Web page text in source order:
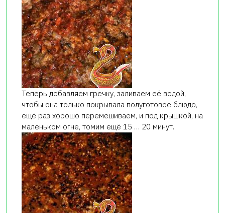
Теперь добавляем гречку, заливаем её водой,
чтобы она только покрывала полуготовое блюдо,
ещё раз хорошо перемешиваем, и под крышкой, на
маленьком огне, томим ещё 15 … 20 минут.